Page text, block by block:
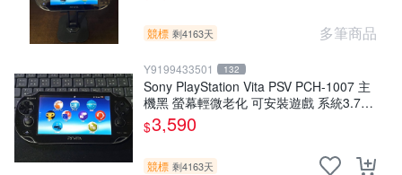
競標 剩4163天 多筆商品
Y9199433501 132
Sony PlayStation Vita PSV PCH-1007 主
機黑 螢幕輕微老化 可安裝遊戲 系統3.74
書
$3,590
競標 剩4163天